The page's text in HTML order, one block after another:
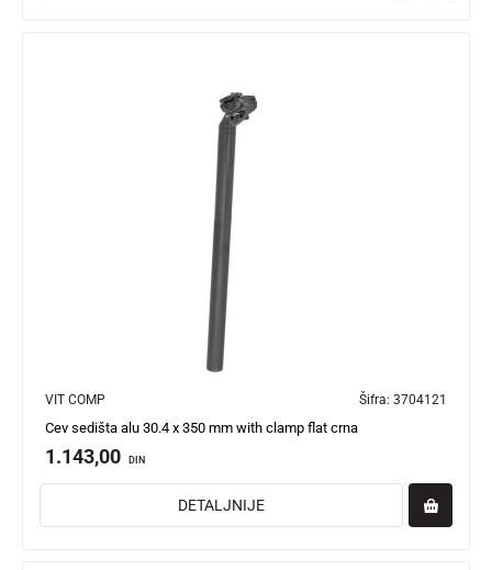
VIT COMP Šifra: 3704121
Cev sedišta alu 30.4 x 350 mm with clamp flat crna
1.143,00 DIN
DETALJNIJE